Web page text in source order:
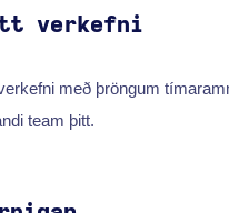
verkefni
með þröngum
team þitt.